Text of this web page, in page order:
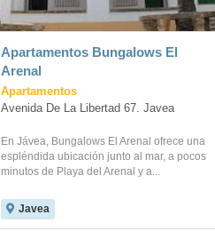
Apartamentos Bungalows El
Arenal
Apartamentos
Avenida De La Libertad 67. Javea
En Jávea, Bungalows El Arenal ofrece una
espléndida ubicación junto al mar, a pocos
minutos de Playa del Arenal y a...
Javea